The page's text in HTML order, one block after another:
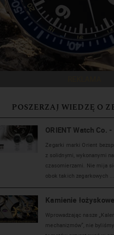
POSZERZAJ WIEDZĘ O
ORIENT Watch Co.
Zegarki marki Orient
z solidnymi, wykonanymi
czasomierzami. Nie mija
obok takich zegarkowych ...
Kamienie
Wprowadzając nasze
mechanizmów”, nie